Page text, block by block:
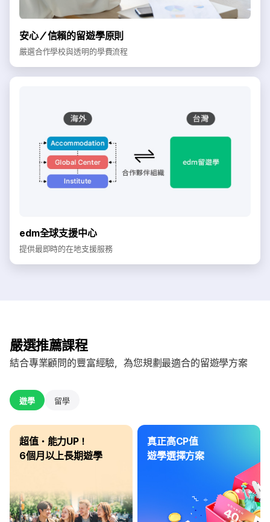
安心／信賴的留遊學原則
嚴選合作學校與透明的學費流程
edm全球支援中心
提供最即時的在地支援服務
嚴選推薦課程
結合專業顧問的豐富經驗，為您規劃最適合的留遊學方案
遊學 留學
超值・能力UP！
6個月以上長期遊學
真正高CP值
遊學選擇方案